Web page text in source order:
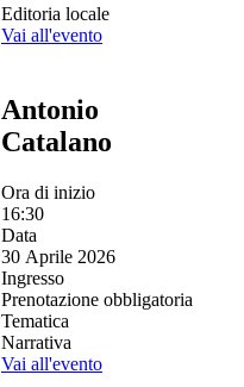
Editoria locale
Vai all'evento
Antonio
Catalano
Ora di inizio
16:30
Data
30 Aprile 2026
Ingresso
Prenotazione obbligatoria
Tematica
Narrativa
Vai all'evento